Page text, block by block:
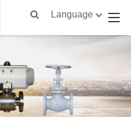
Language